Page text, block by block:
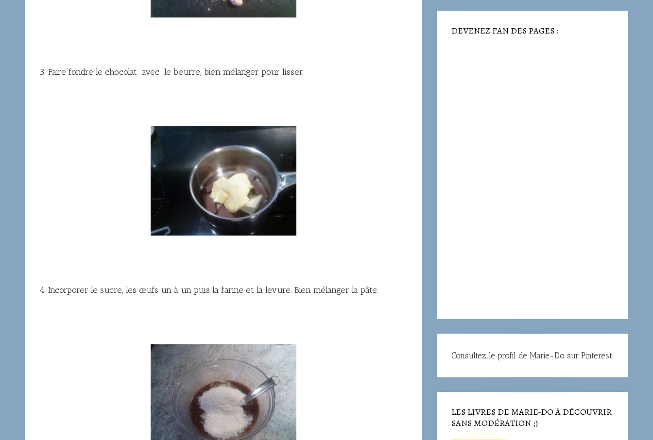
3. Faire fondre le chocolat avec le beurre, bien mélanger pour lisser.
4. Incorporer le sucre, les œufs un à un puis la farine et la levure. Bien mélanger la pâte.
DEVENEZ FAN DES PAGES :
Consultez le profil de Marie-Do sur Pinterest.
LES LIVRES DE MARIE-DO À DÉCOUVRIR
SANS MODÉRATION ;)